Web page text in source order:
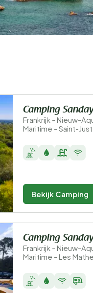
Camping
Frankrijk - Nieuw-
Maritime - Saint-
Bekijk Camping
Camping
Frankrijk - Nieuw-
Maritime - Les